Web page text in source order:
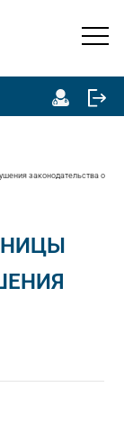
законодательства о